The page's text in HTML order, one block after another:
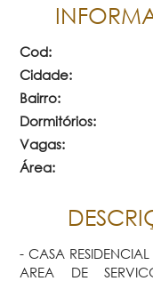
Cod:
Cidade:
Bairro:
Dormitórios:
Vagas:
Área:
- CASA
AREA DE